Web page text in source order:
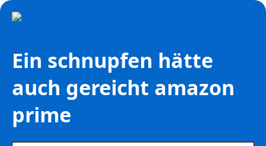
Ein schnupfen hätte
auch gereicht amazon
prime